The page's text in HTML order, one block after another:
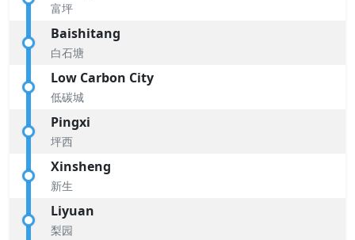
富坪
Baishitang
白石塘
Low Carbon City
低碳城
Pingxi
坪西
Xinsheng
新生
Liyuan
梨园